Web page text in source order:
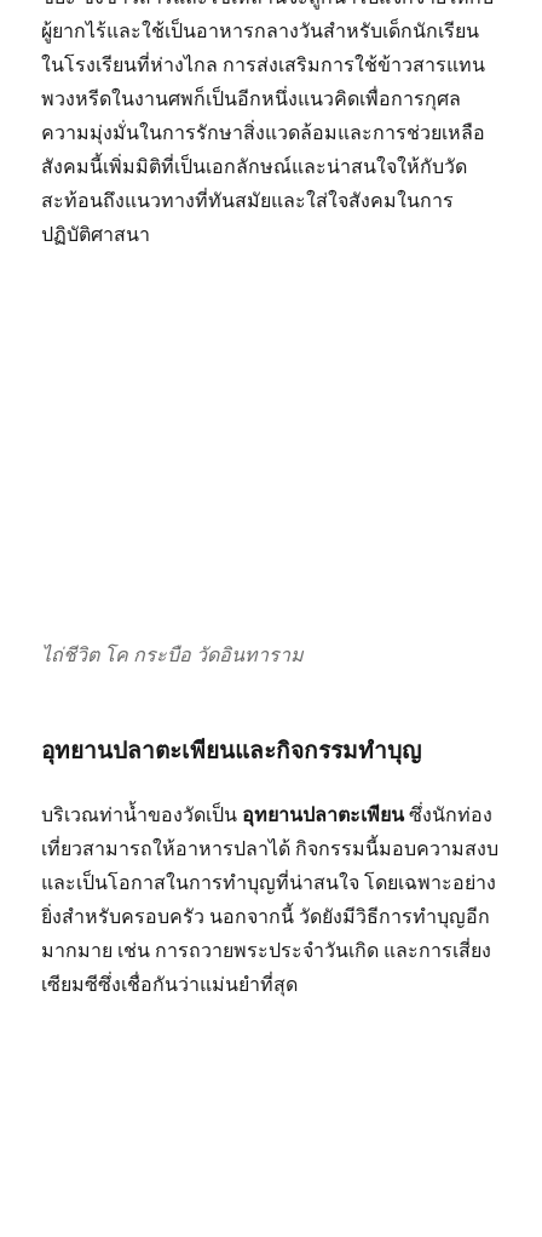
ผู้ยากไร้และใช้เป็นอาหารกลางวันสำหรับเด็กนักเรียน
ในโรงเรียนที่ห่างไกล การส่งเสริมการใช้ข้าวสารแทน
พวงหรีดในงานศพก็เป็นอีกหนึ่งแนวคิดเพื่อการกุศล
ความมุ่งมั่นในการรักษาสิ่งแวดล้อมและการช่วยเหลือ
สังคมนี้เพิ่มมิติที่เป็นเอกลักษณ์และน่าสนใจให้กับวัด
สะท้อนถึงแนวทางที่ทันสมัยและใส่ใจสังคมในการ
ปฏิบัติศาสนา
ไถ่ชีวิต โค กระบือ วัดอินทาราม
อุทยานปลาตะเพียนและกิจกรรมทำบุญ
บริเวณท่าน้ำของวัดเป็น อุทยานปลาตะเพียนซึ่งนักท่อง
เที่ยวสามารถให้อาหารปลาได้ กิจกรรมนี้มอบความสงบ
และเป็นโอกาสในการทำบุญที่น่าสนใจ โดยเฉพาะอย่าง
ยิ่งสำหรับครอบครัว นอกจากนี้ วัดยังมีวิธีการทำบุญอีก
มากมาย เช่น การถวายพระประจำวันเกิด และการเสี่ยง
เซียมซีซึ่งเชื่อกันว่าแม่นยำที่สุด